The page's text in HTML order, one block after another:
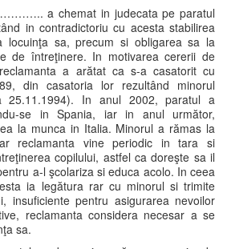
a chemat in judecata pe paratul
contradictoriu cu acesta stabilirea
locuinţa sa, precum si obligarea sa la
de întreţinere. In motivarea cererii de
a arătat ca s-a casatorit cu
din casatoria lor rezultând minorul
In anul 2002, paratul a
se in Spania, iar in anul următor,
la munca in Italia. Minorul a rămas la
reclamanta vine periodic in tara si
copilului, astfel ca doreşte sa il
a-l şcolariza si educa acolo. In ceea
ia legătura rar cu minorul si trimite
insuficiente pentru asigurarea nevoilor
reclamanta considera necesar a se
sa.